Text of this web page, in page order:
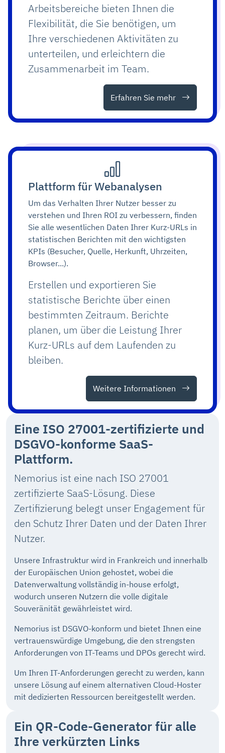
Arbeitsbereiche bieten Ihnen die
Flexibilität, die Sie benötigen, um
Ihre verschiedenen Aktivitäten zu
unterteilen, und erleichtern die
Zusammenarbeit im Team.
Erfahren Sie mehr
Plattform für Webanalysen
Um das Verhalten Ihrer Nutzer besser zu
verstehen und Ihren ROI zu verbessern, finden
Sie alle wesentlichen Daten Ihrer Kurz-URLs in
statistischen Berichten mit den wichtigsten
KPIs (Besucher, Quelle, Herkunft, Uhrzeiten,
Browser...).
Erstellen und exportieren Sie
statistische Berichte über einen
bestimmten Zeitraum. Berichte
planen, um über die Leistung Ihrer
Kurz-URLs auf dem Laufenden zu
bleiben.
Weitere Informationen
Eine ISO 27001-zertifizierte und
DSGVO-konforme SaaS-
Plattform.
Nemorius ist eine nach ISO 27001
zertifizierte SaaS-Lösung. Diese
Zertifizierung belegt unser Engagement für
den Schutz Ihrer Daten und der Daten Ihrer
Nutzer.
Unsere Infrastruktur wird in Frankreich und innerhalb
der Europäischen Union gehostet, wobei die
Datenverwaltung vollständig in-house erfolgt,
wodurch unseren Nutzern die volle digitale
Souveränität gewährleistet wird.
Nemorius ist DSGVO-konform und bietet Ihnen eine
vertrauenswürdige Umgebung, die den strengsten
Anforderungen von IT-Teams und DPOs gerecht wird.
Um Ihren IT-Anforderungen gerecht zu werden, kann
unsere Lösung auf einem alternativen Cloud-Hoster
mit dedizierten Ressourcen bereitgestellt werden.
Ein QR-Code-Generatorfür alle
Ihre verkürzten Links